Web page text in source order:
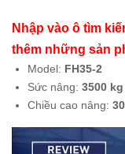
Nhập vào ô tìm
thêm những sản
Model: FH35-2
Sức nâng: 3500 kg
Chiều cao nâng: